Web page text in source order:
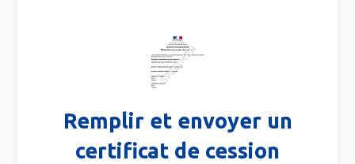
Remplir et envoyer un
certificat de cession